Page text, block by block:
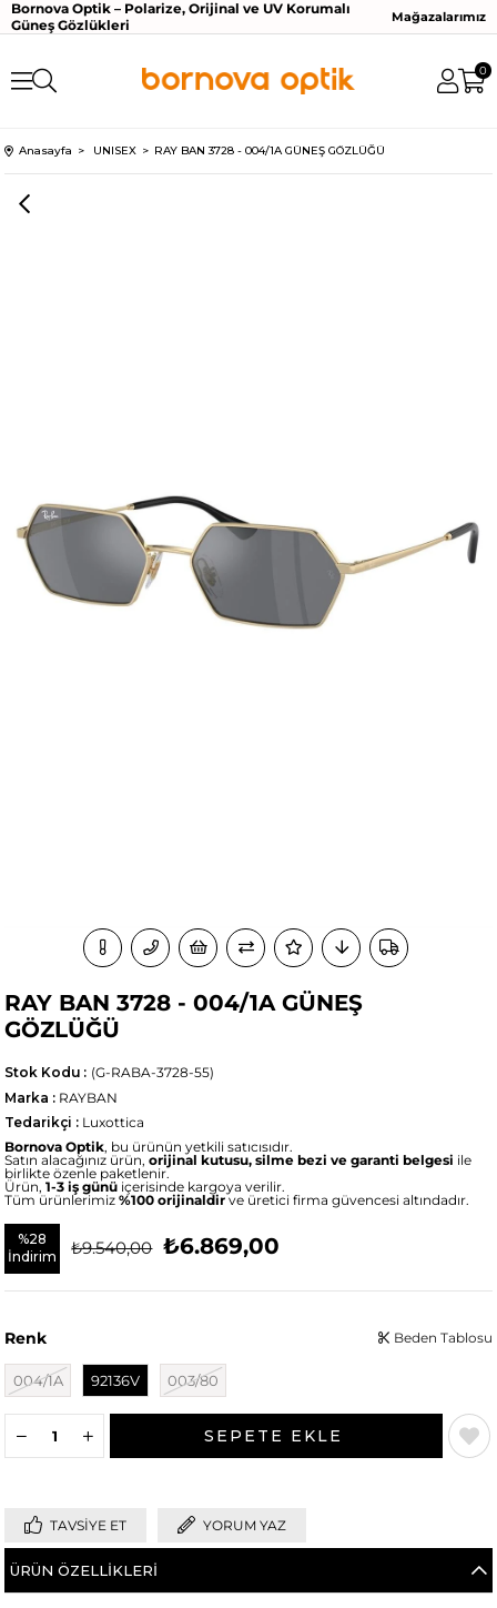
Bornova Optik – Polarize, Orijinal ve UV Korumalı
Güneş Gözlükleri
Mağazalarımız
0
Anasayfa UNISEX RAY BAN 3728 - 004/1A GÜNEŞ GÖZLÜĞÜ
RAY BAN 3728 - 004/1A GÜNEŞ
GÖZLÜĞÜ
(G-RABA-3728-55)
Stok Kodu
Marka : RAYBAN
Tedarikçi : Luxottica
Bornova Optik, bu ürünün yetkili satıcısıdır.
Satın alacağınız ürün,orijinal kutusu, silme bezi ve garanti belgesi ile
birlikte özenle paketlenir.
Ürün,1-3 iş günü içerisinde kargoya verilir.
Tüm ürünlerimiz%100 orijinaldirve üretici firma güvencesi altındadır.
%28
İndirim
₺9.540,00 ₺6.869,00
Renk
004/1A 92136V 003/80
Beden Tablosu
TAVSIYE ET YORUM YAZ
ÜRÜN ÖZELLIKLERI